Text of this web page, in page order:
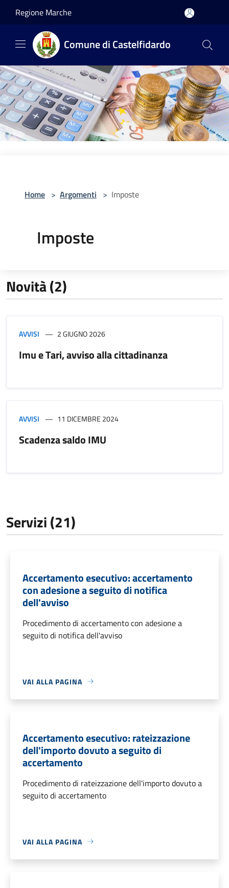
Regione Marche
Comune di Castelfidardo
Home > Argomenti > Imposte
Imposte
Novità (2)
AVVISI 2 GIUGNO 2026
Imu e Tari, avviso alla cittadinanza
AVVISI 11 DICEMBRE 2024
Scadenza saldo IMU
Servizi (21)
Accertamento esecutivo: accertamento
con adesione a seguito di notifica
dell'avviso
Procedimento di accertamento con adesione a
seguito di notifica dell'avviso
VAI ALLA PAGINA
Accertamento esecutivo: rateizzazione
dell'importo dovuto a seguito di
accertamento
Procedimento di rateizzazione dell'importo dovuto a
seguito di accertamento
VAI ALLA PAGINA